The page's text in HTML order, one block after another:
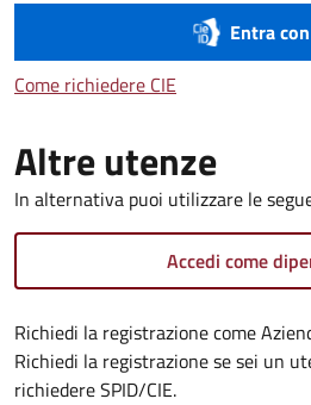
Entra
Come richiedere CIE
Altre utenze
In alternativa puoi utilizzare le
Accedi come
Richiedi la registrazione come
Richiedi la registrazione se sei un
richiedere SPID/CIE.